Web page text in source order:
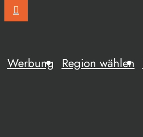
Werbung Region wählen